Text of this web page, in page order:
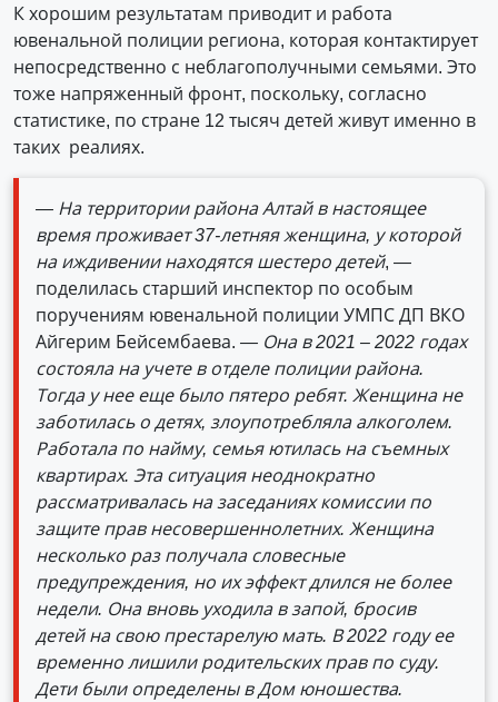
К хорошим результатам приводит и работа
ювенальной полиции региона, которая контактирует
непосредственно с неблагополучными семьями. Это
тоже напряженный фронт, поскольку, согласно
статистике, по стране 12 тысяч детей живут именно в
таких реалиях.
— На территории района Алтай в настоящее
время проживает 37-летняя женщина, у которой
на иждивении находятся шестеро детей, —
поделилась старший инспектор по особым
поручениям ювенальной полиции УМПС ДП ВКО
Айгерим Бейсембаева. — Она в 2021 – 2022 годах
состояла на учете в отделе полиции района.
Тогда у нее еще было пятеро ребят. Женщина не
заботилась о детях, злоупотреб­ляла алкоголем.
Работала по найму, семья ютилась на съемных
квартирах. Эта ситуация неоднократно
рассматривалась на заседаниях комиссии по
защите прав несовершеннолетних. Женщина
несколько раз получала словесные
предупреждения, но их эффект длился не более
недели. Она вновь уходила в запой, бросив
детей на свою престарелую мать. В 2022 году ее
временно лишили родительских прав по суду.
Дети были определены в Дом юношества.